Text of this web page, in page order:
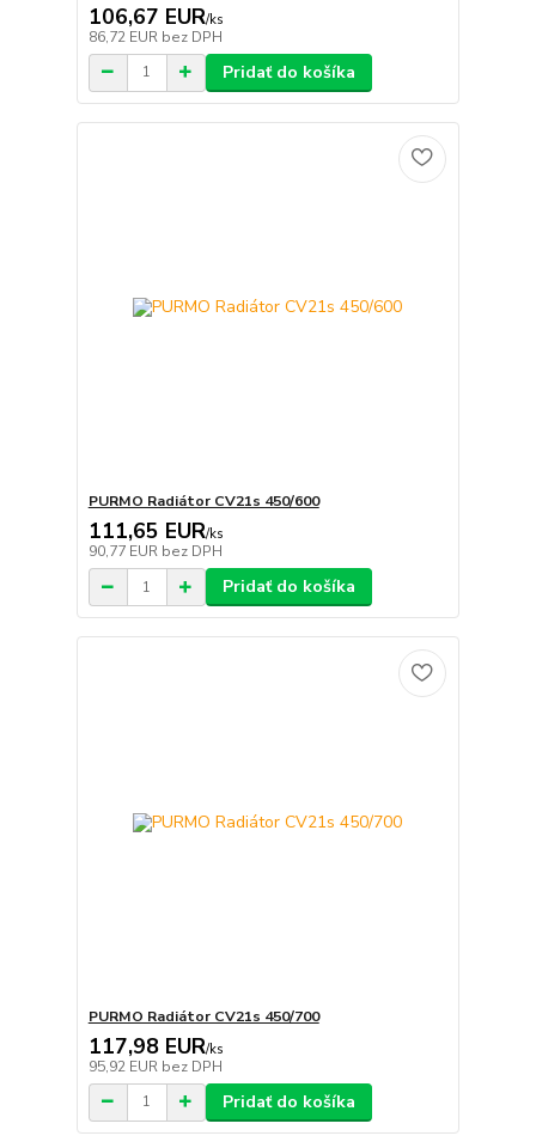
106,67 EUR/ks
86,72 EUR bez DPH
Pridať do košíka
PURMO Radiátor CV21s 450/600
111,65 EUR/ks
90,77 EUR bez DPH
Pridať do košíka
PURMO Radiátor CV21s 450/700
117,98 EUR/ks
95,92 EUR bez DPH
Pridať do košíka